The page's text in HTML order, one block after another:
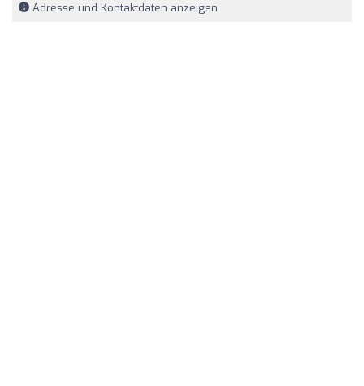
Adresse und Kontaktdaten anzeigen